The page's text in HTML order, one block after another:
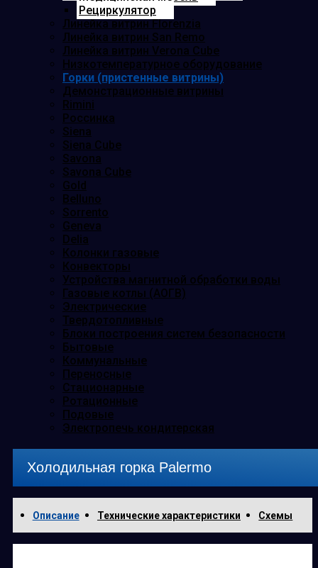
Рециркулятор
Линейка витрин Florenzia
Линейка витрин San Remo
Линейка витрин Verona Cube
Низкотемпературное оборудование
Горки (пристенные витрины)
Демонстрационные витрины
Rimini
Россинка
Siena
Siena Cube
Savona
Savona Cube
Gold
Belluno
Sorrento
Geneva
Delia
Колонки газовые
Конвекторы
Устройства магнитной обработки воды
Газовые котлы (АОГВ)
Электрические
Твердотопливные
Блоки построения систем безопасности
Бытовые
Коммунальные
Переносные
Стационарные
Ротационные
Подовые
Электропечь кондитерская
Холодильная горка Palermo
Описание Технические характеристики Схемы